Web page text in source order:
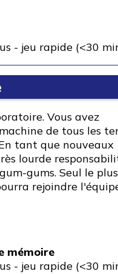
- jeu rapide (<30
Vous avez
de tous les
tant que nouveaux
lourde
gums. Seul le plus
rejoindre
mémoire
- jeu rapide (<30